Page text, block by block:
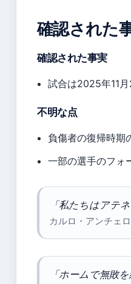
確認された
確認された事実
試合は2025年11
不明な点
負傷者の復帰時期
一部の選手のフォ
「私たちはアテ
カルロ・アンチェ
「ホームで無敗